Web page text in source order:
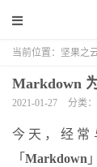
当前位置： 坚果之
Markdown
2021-01-27 分类：
今天，经常
「 Markdown